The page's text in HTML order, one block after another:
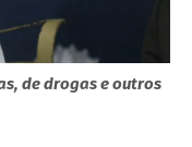
de drogas e outros